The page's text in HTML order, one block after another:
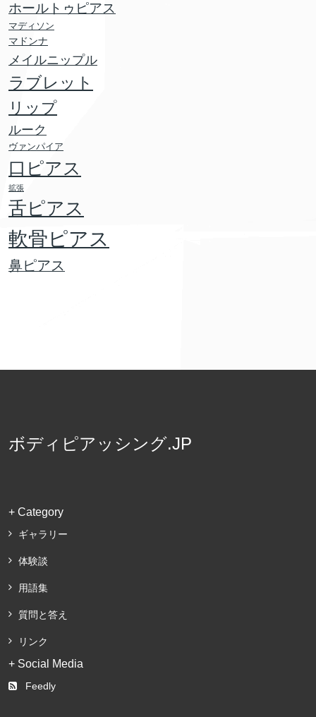
ホールトゥピアス
マディソン
マドンナ
メイルニップル
ラブレット
リップ
ルーク
ヴァンパイア
口ピアス
拡張
舌ピアス
軟骨ピアス
鼻ピアス
ボディピアッシング.JP
+ Category
ギャラリー
体験談
用語集
質問と答え
リンク
+ Social Media
Feedly